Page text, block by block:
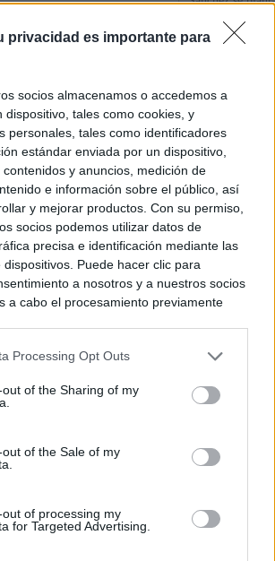
privacidad es importante para
socios almacenamos o accedemos a
dispositivo, tales como cookies, y
personales, tales como identificadores
estándar enviada por un dispositivo,
y anuncios, medición de
e información sobre el público, así
y mejorar productos. Con su permiso,
socios podemos utilizar datos de
precisa e identificación mediante las
Puede hacer clic para
a nosotros y a nuestros socios
a cabo el procesamiento previamente
Tenga en cuenta que algún
pero usted tiene el derecho de
Sus preferencias se aplicarán
entrando de nuevo en este sitio web o
de privacidad.
Processing Opt Outs
of the Sharing of my
of the Sale of my
of processing my
for Targeted Advertising.
Sánchez
Legal Privacidad y Cookies